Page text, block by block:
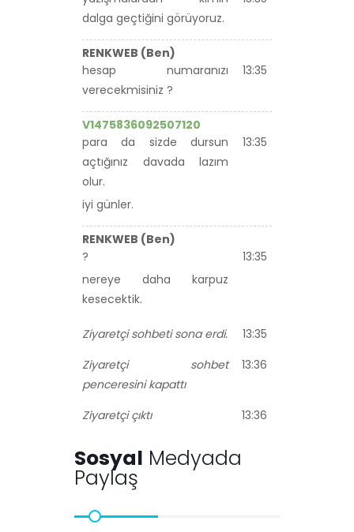
dalga geçtiğini görüyoruz.
RENKWEB (Ben)
13:35
hesap numaranızı
verecekmisiniz ?
V1475836092507120
13:35
para da sizde dursun
açtığınız davada lazım
olur.
iyi günler.
RENKWEB (Ben)
13:35
?
nereye daha karpuz
kesecektik.
13:35
Ziyaretçi sohbeti sona erdi.
13:36
Ziyaretçi sohbet
penceresini kapattı
13:36
Ziyaretçi çıktı
Sosyal Medyada
Paylaş